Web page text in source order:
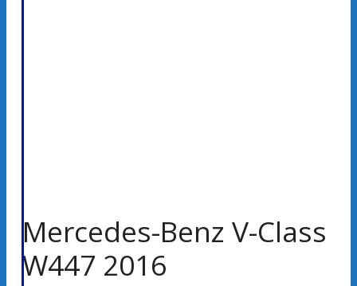
Mercedes-Benz V-Class
W447 2016